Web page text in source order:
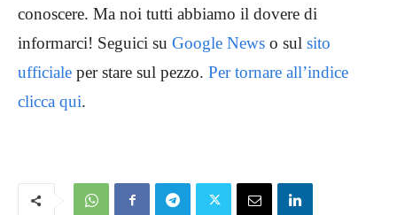
conoscere. Ma noi tutti abbiamo il dovere di
informarci! Seguici su Google News o sul sito
ufficiale per stare sul pezzo. Per tornare all’indice
clicca qui.